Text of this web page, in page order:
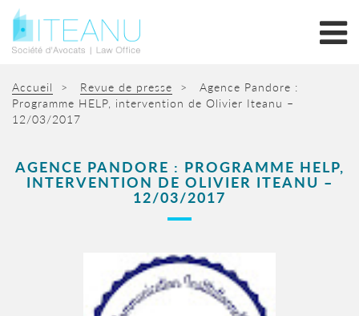
Accueil > Revue de presse > Agence Pandore :
Programme HELP, intervention de Olivier Iteanu –
12/03/2017
AGENCE PANDORE : PROGRAMME HELP,
INTERVENTION DE OLIVIER ITEANU –
12/03/2017